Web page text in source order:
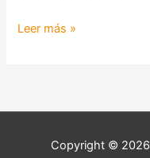
Leer más »
Copyright © 2026